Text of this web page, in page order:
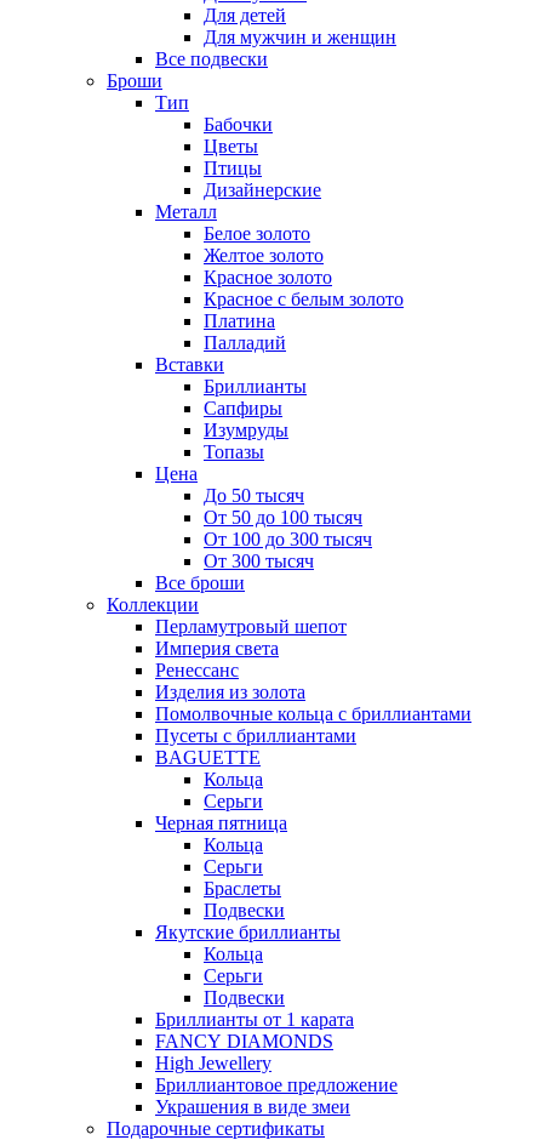
Для детей
Для мужчин и женщин
Все подвески
Броши
Тип
Бабочки
Цветы
Птицы
Дизайнерские
Металл
Белое золото
Желтое золото
Красное золото
Красное с белым золото
Платина
Палладий
Вставки
Бриллианты
Сапфиры
Изумруды
Топазы
Цена
До 50 тысяч
От 50 до 100 тысяч
От 100 до 300 тысяч
От 300 тысяч
Все броши
Коллекции
Перламутровый шепот
Империя света
Ренессанс
Изделия из золота
Помолвочные кольца с бриллиантами
Пусеты с бриллиантами
BAGUETTE
Кольца
Серьги
Черная пятница
Кольца
Серьги
Браслеты
Подвески
Якутские бриллианты
Кольца
Серьги
Подвески
Бриллианты от 1 карата
FANCY DIAMONDS
High Jewellery
Бриллиантовое предложение
Украшения в виде змеи
Подарочные сертификаты